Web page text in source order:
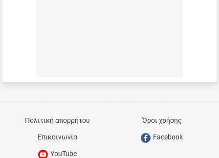
Πολιτική απορρήτου Όροι χρήσης
Επικοινωνία Facebook
YouTube